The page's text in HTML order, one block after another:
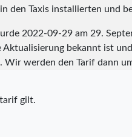
den Taxis installierten und
2022-09-29am 29.
Aktualisierung bekannt ist
Wir werden den Tarif dann
gilt.